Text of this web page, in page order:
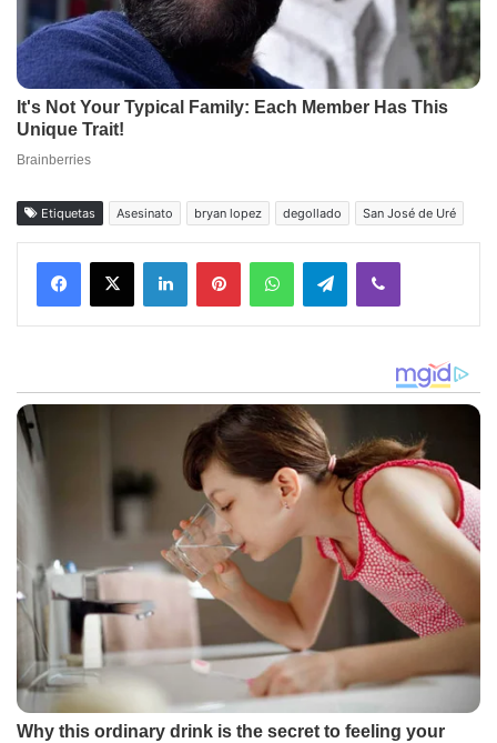
Etiquetas Asesinato bryan lopez degollado San José de Uré
Facebook
X LinkedInPinterestWhatsAppTelegramViber